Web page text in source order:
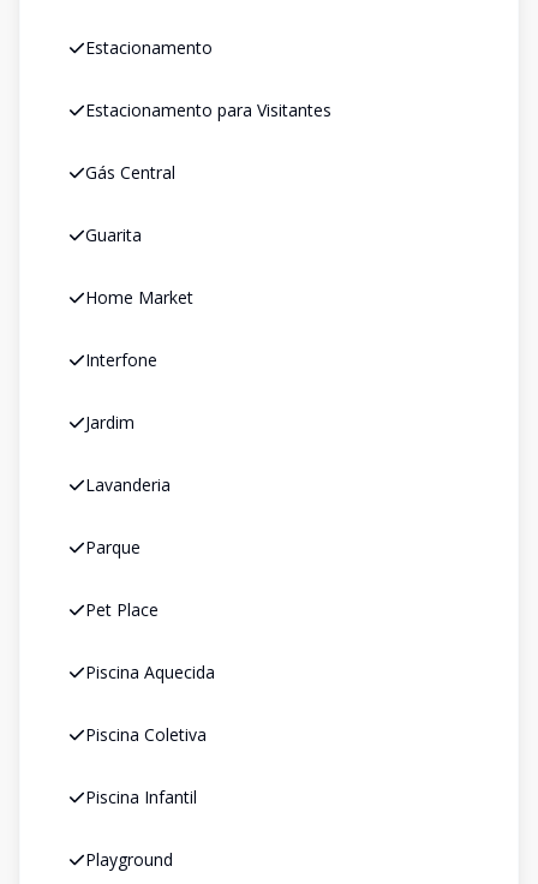
Estacionamento
Estacionamento para Visitantes
Gás Central
Guarita
Home Market
Interfone
Jardim
Lavanderia
Parque
Pet Place
Piscina Aquecida
Piscina Coletiva
Piscina Infantil
Playground